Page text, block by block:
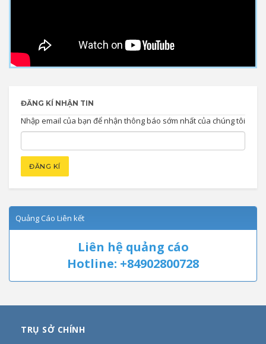
ĐĂNG KÍ NHẬN TIN
Nhập email của bạn để nhận thông báo sớm nhất của chúng tôi
Quảng Cáo Liên kết
Liên hệ quảng cáo
Hotline: +84902800728
TRỤ SỞ CHÍNH